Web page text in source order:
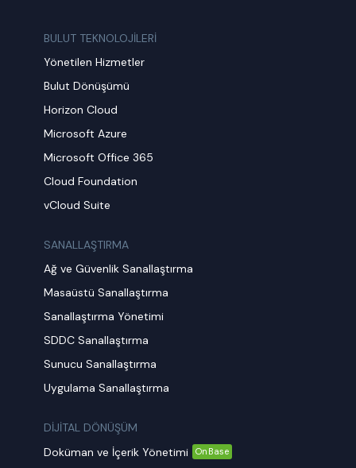
BULUT TEKNOLOJİLERİ
Yönetilen Hizmetler
Bulut Dönüşümü
Horizon Cloud
Microsoft Azure
Microsoft Office 365
Cloud Foundation
vCloud Suite
SANALLAŞTIRMA
Ağ ve Güvenlik Sanallaştırma
Masaüstü Sanallaştırma
Sanallaştırma Yönetimi
SDDC Sanallaştırma
Sunucu Sanallaştırma
Uygulama Sanallaştırma
DİJİTAL DÖNÜŞÜM
Doküman ve İçerik Yönetimi
OnBase